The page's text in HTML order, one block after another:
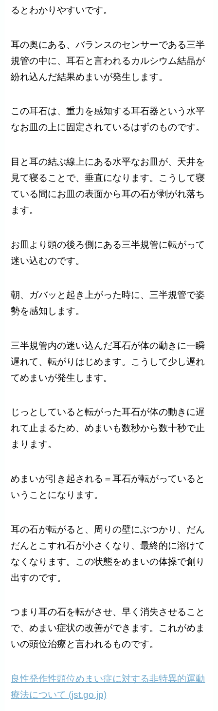
るとわかりやすいです。
耳の奥にある、バランスのセンサーである三半
規管の中に、耳石と言われるカルシウム結晶が
紛れ込んだ結果めまいが発生します。
この耳石は、重力を感知する耳石器という水平
なお皿の上に固定されているはずのものです。
目と耳の結ぶ線上にある水平なお皿が、天井を
見て寝ることで、垂直になります。こうして寝
ている間にお皿の表面から耳の石が剥がれ落ち
ます。
お皿より頭の後ろ側にある三半規管に転がって
迷い込むのです。
朝、ガバッと起き上がった時に、三半規管で姿
勢を感知します。
三半規管内の迷い込んだ耳石が体の動きに一瞬
遅れて、転がりはじめます。こうして少し遅れ
てめまいが発生します。
じっとしていると転がった耳石が体の動きに遅
れて止まるため、めまいも数秒から数十秒で止
まります。
めまいが引き起される＝耳石が転がっていると
いうことになります。
耳の石が転がると、周りの壁にぶつかり、だん
だんとこすれ石が小さくなり、最終的に溶けて
なくなります。この状態をめまいの体操で創り
出すのです。
つまり耳の石を転がさせ、早く消失させること
で、めまい症状の改善ができます。これがめま
いの頭位治療と言われるものです。
良性発作性頭位めまい症に対する非特異的運動
療法について (jst.go.jp)